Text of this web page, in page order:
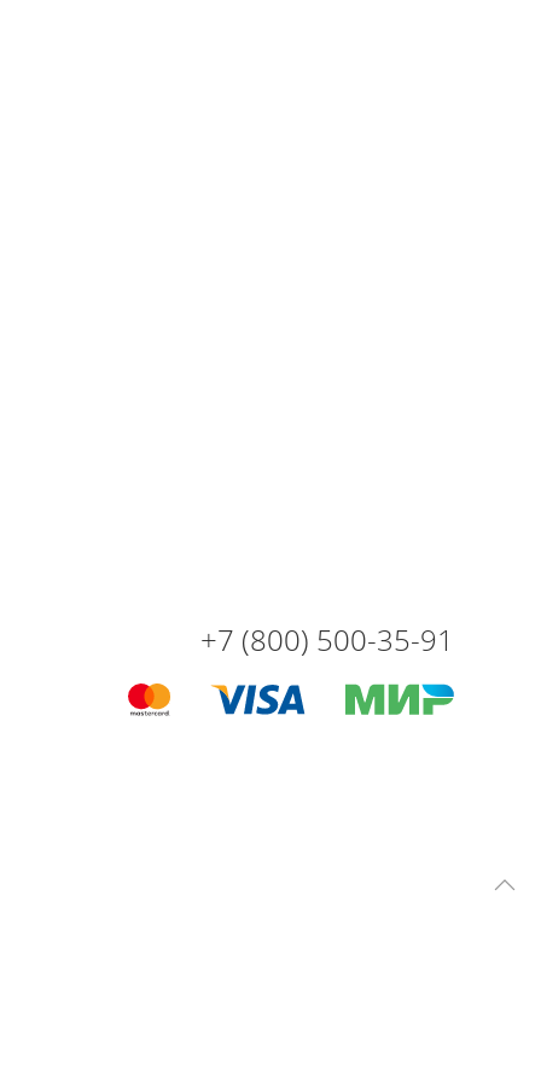
+7 (800) 500-35-91